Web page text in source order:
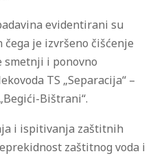
evidentirani su
je izvršeno čišćenje
smetnji i ponovno
TS „Separacija“ –
Bištrani“.
i ispitivanja zaštitnih
zaštitnog voda i